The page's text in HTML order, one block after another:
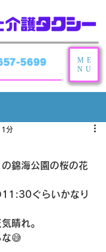
5699
ME
NU
1分
錦海公園の桜の花
11:30ぐらいかなり
晴れ。
な😅